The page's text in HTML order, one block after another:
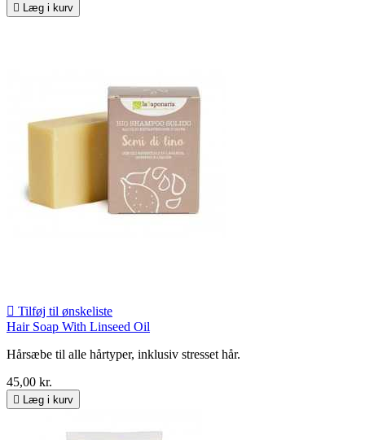
 Læg i kurv
 Tilføj til ønskeliste
Hair Soap With Linseed Oil
Hårsæbe til alle hårtyper, inklusiv stresset hår.
45,00 kr.
 Læg i kurv